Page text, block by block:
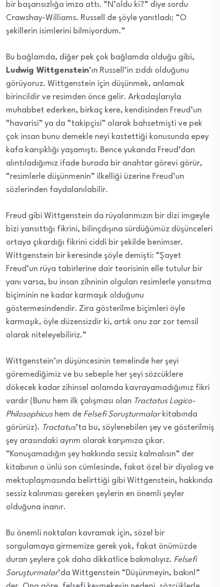
bir başarısızlığa imza attı. “N’oldu ki?” diye sordu
Crawshay-Williams. Russell de şöyle yanıtladı; “O
şekillerin isimlerini bilmiyordum.”
Bu bağlamda, diğer pek çok bağlamda olduğu gibi,
Ludwig Wittgenstein’ın Russell’in zıddı olduğunu
görüyoruz. Wittgenstein için düşünmek, anlamak
birincildir ve resimden önce gelir. Arkadaşlarıyla
muhabbet ederken, birkaç kere, kendisinden Freud’un
“havarisi” ya da “takipçisi” olarak bahsetmişti ve pek
çok insan bunu demekle neyi kastettiği konusunda epey
kafa karışıklığı yaşamıştı. Bence yukarıda Freud’dan
alıntıladığımız ifade burada bir anahtar görevi görür,
“resimlerle düşünmenin” ilkelliği üzerine Freud’un
sözlerinden faydalanılabilir.
Freud gibi Wittgenstein da rüyalarımızın bir dizi imgeyle
bizi yansıttığı fikrini, bilinçdışına sürdüğümüz düşünceleri
ortaya çıkardığı fikrini ciddi bir şekilde benimser.
Wittgenstein bir keresinde şöyle demişti: “Şayet
Freud’un rüya tabirlerine dair teorisinin elle tutulur bir
yanı varsa, bu insan zihninin olguları resimlerle yansıtma
biçiminin ne kadar karmaşık olduğunu
göstermesindendir. Zira gösterilme biçimleri öyle
karmaşık, öyle düzensizdir ki, artık onu zar zor temsil
olarak niteleyebiliriz.”
Wittgenstein’ın düşüncesinin temelinde her şeyi
göremediğimiz ve bu sebeple her şeyi sözcüklere
dökecek kadar zihinsel anlamda kavrayamadığımız fikri
vardır (Bunu hem ilk çalışması olan Tractatus Logico-
Philosophicushem de Felsefi Soruşturmalarkitabında
görürüz). Tractatus’ta bu, söylenebilen şey ve gösterilmiş
şey arasındaki ayrım olarak karşımıza çıkar.
“Konuşamadığın şey hakkında sessiz kalmalısın” der
kitabının o ünlü son cümlesinde, fakat özel bir diyalog ve
mektuplaşmasında belirttiği gibi Wittgenstein, hakkında
sessiz kalınması gereken şeylerin en önemli şeyler
olduğuna inanır.
Bu önemli noktaları kavramak için, sözel bir
sorgulamaya girmemize gerek yok, fakat önümüzde
duran şeylere çok daha dikkatlice bakmalıyız. Felsefi
Soruşturmalar’da Wittgenstein “Düşünmeyin, bakın!”